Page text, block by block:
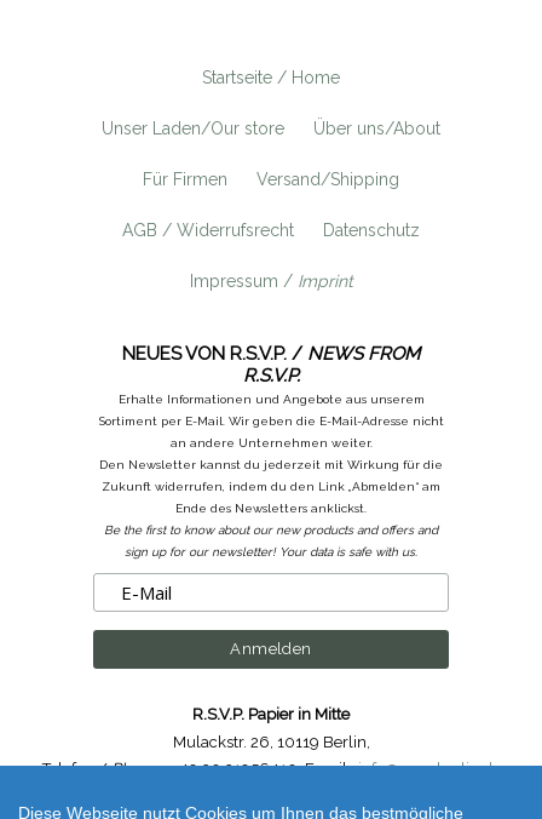
Startseite / Home
Unser Laden/Our store Über uns/About
Für Firmen Versand/Shipping
AGB / Widerrufsrecht Datenschutz
Impressum / Imprint
NEUES VON R.S.V.P. / NEWS FROM
R.S.V.P.
Erhalte Informationen und Angebote aus unserem
Sortiment per E-Mail. Wir geben die E-Mail-Adresse nicht
an andere Unternehmen weiter.
Den Newsletter kannst du jederzeit mit Wirkung für die
Zukunft widerrufen, indem du den Link „Abmelden“ am
Ende des Newsletters anklickst.
Be the first to know about our new products and offers and
sign up for our newsletter! Your data is safe with us.
R.S.V.P. Papier in Mitte
Mulackstr. 26 10119 Berlin
Telefon /Phone: ++49.30.31956410,Email :info@rsvp-berlin.de
Diese Webseite nutzt Cookies um Ihnen das bestmögliche